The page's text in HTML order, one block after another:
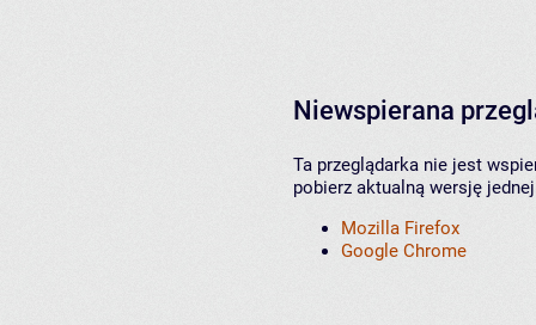
Niewspierana
Ta przeglądarka nie jest
pobierz aktualną wersję
Mozilla Firefox
Google Chrome